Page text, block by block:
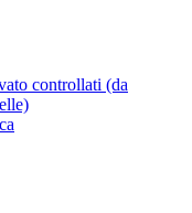
controllati (da